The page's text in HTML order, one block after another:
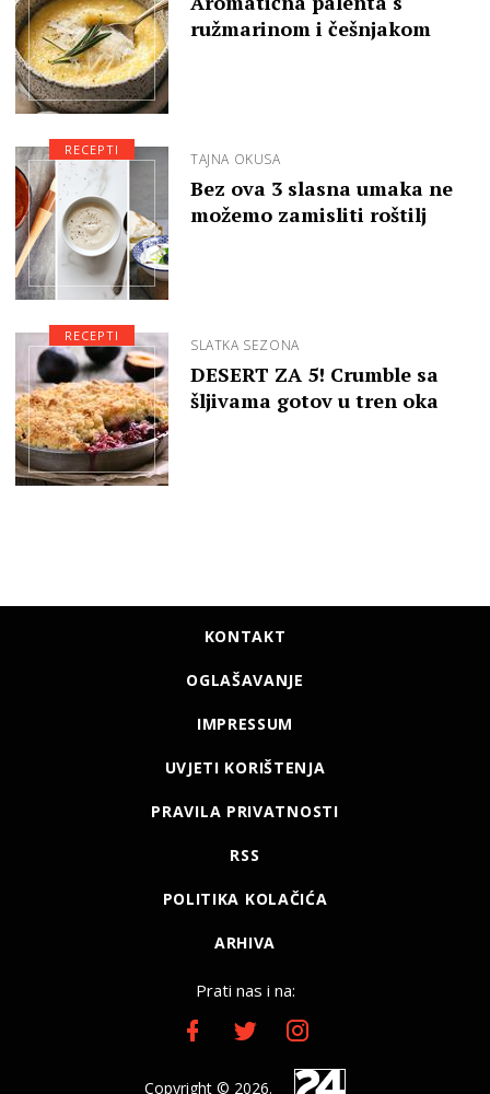
ružmarinom i češnjakom
TAJNA OKUSA
Bez ova 3 slasna umaka ne
možemo zamisliti roštilj
RECEPTI
SLATKA SEZONA
DESERT ZA 5! Crumble sa
šljivama gotov u tren oka
RECEPTI
KONTAKT
OGLAŠAVANJE
IMPRESSUM
UVJETI KORIŠTENJA
PRAVILA PRIVATNOSTI
RSS
POLITIKA KOLAČIĆA
ARHIVA
Prati nas i na:
Copyright © 2026.